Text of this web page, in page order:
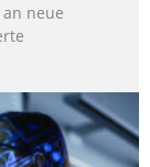
neue